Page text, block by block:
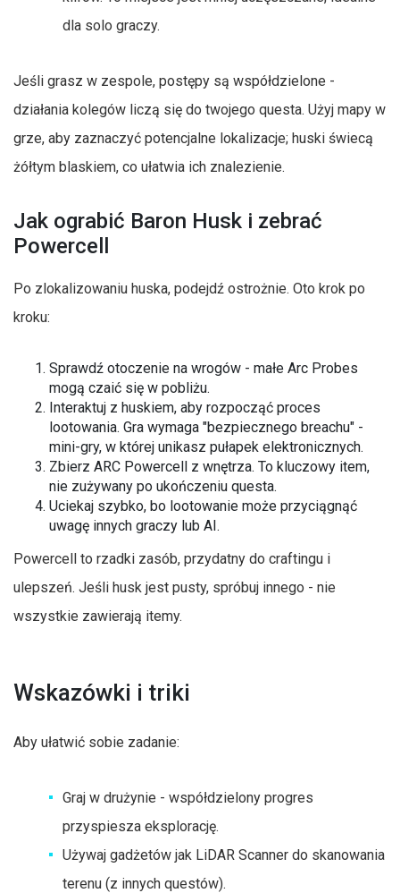
dla solo graczy.
Jeśli grasz w zespole, postępy są współdzielone -
działania kolegów liczą się do twojego questa. Użyj mapy w
grze, aby zaznaczyć potencjalne lokalizacje; huski świecą
żółtym blaskiem, co ułatwia ich znalezienie.
Jak ograbić Baron Husk i zebrać
Powercell
Po zlokalizowaniu huska, podejdź ostrożnie. Oto krok po
kroku:
Sprawdź otoczenie na wrogów - małe Arc Probes
mogą czaić się w pobliżu.
Interaktuj z huskiem, aby rozpocząć proces
lootowania. Gra wymaga "bezpiecznego breachu" -
mini-gry, w której unikasz pułapek elektronicznych.
Zbierz ARC Powercell z wnętrza. To kluczowy item,
nie zużywany po ukończeniu questa.
Uciekaj szybko, bo lootowanie może przyciągnąć
uwagę innych graczy lub AI.
Powercell to rzadki zasób, przydatny do craftingu i
ulepszeń. Jeśli husk jest pusty, spróbuj innego - nie
wszystkie zawierają itemy.
Wskazówki i triki
Aby ułatwić sobie zadanie:
Graj w drużynie - współdzielony progres
przyspiesza eksplorację.
Używaj gadżetów jak LiDAR Scanner do skanowania
terenu (z innych questów).